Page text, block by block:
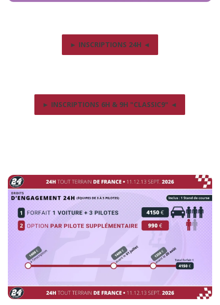
► INSCRIPTIONS 24H ◄
► INSCRIPTIONS 6H & 9H "CLASSIC9" ◄